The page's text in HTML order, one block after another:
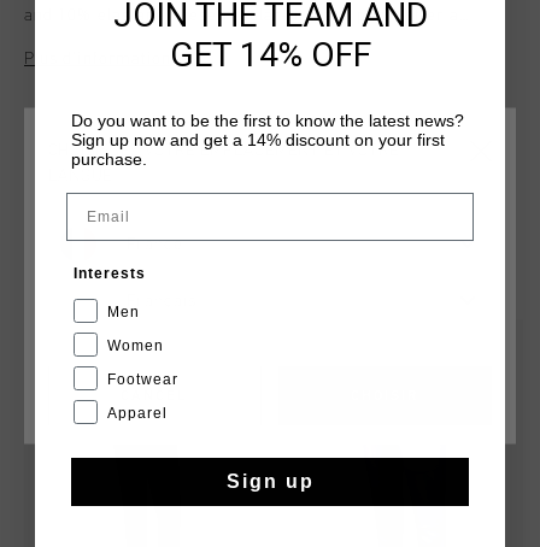
and 10% elastane, these regular-fit track pants offer a
comfortable and flexible fit. Provided with a pocket and
branding on each leg, they are perfect for both workouts and
ensure you stay comfortable and stylish.
Plus d’information
TU POURRAIS AIMER
CHOISISSEZ VOTRE EMPLACEMENT ET VOTRE
France
JOIN THE TEAM AND
GET 14% OFF
Do you want to be the first to know the latest news?
Sign up now and get a 14% discount on your first
purchase.
Email
Interests
Men
Women
Footwear
Apparel
Sign up